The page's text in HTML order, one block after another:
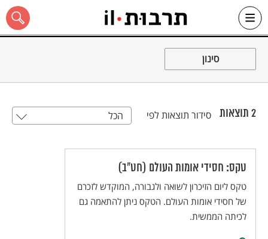
Skip
כל האתר
סינון
2 תוצאות סידור תוצאות לפי הכל
טקס: חסידי אומות העולם (חט"ב)
טקס ליום הזיכרון לשואה ולגבורה, המוקדש לזכרם
של חסידי אומות העולם. הטקס ניתן להתאמה גם
לכיתה הממשית.